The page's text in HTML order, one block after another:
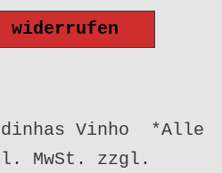
widerrufen
Vinho *Alle
MwSt. zzgl.